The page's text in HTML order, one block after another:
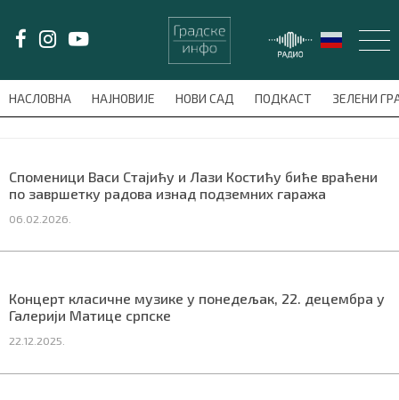
НАСЛОВНА НАЈНОВИЈЕ НОВИ САД ПОДКАСТ ЗЕЛЕНИ
meni'); $this_item = current( wp_filter_object_list(
Споменици Васи Стајићу и Лази Костићу биће враћени
по завршетку радова изнад подземних гаража
06.02.2026.
Концерт класичне музике у понедељак, 22. децембра у
Галерији Матице српске
22.12.2025.
LAT/ЋИР
НАЈНОВИЈЕ
НОВИ САД
ПОДКАСТ
ЗЕЛЕНИ ГРАД
ВИДЕО